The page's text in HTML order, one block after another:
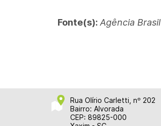
Fonte(s): Agência Brasil
Rua Olírio Carletti, nº 202
Bairro: Alvorada
CEP: 89825-000